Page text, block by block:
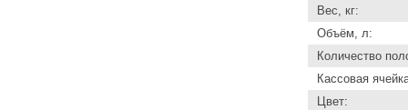
Вес, кг:
Объём, л:
Количество
Кассовая
Цвет: